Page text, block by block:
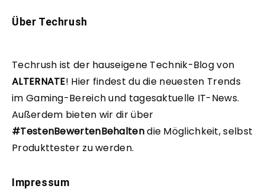
Über Techrush
Techrush ist der hauseigene Technik-Blog von
ALTERNATE! Hier findest du die neuesten Trends
im Gaming-Bereich und tagesaktuelle IT-News.
Außerdem bieten wir dir über
#TestenBewertenBehaltendie Möglichkeit, selbst
Produkttester zu werden.
Impressum